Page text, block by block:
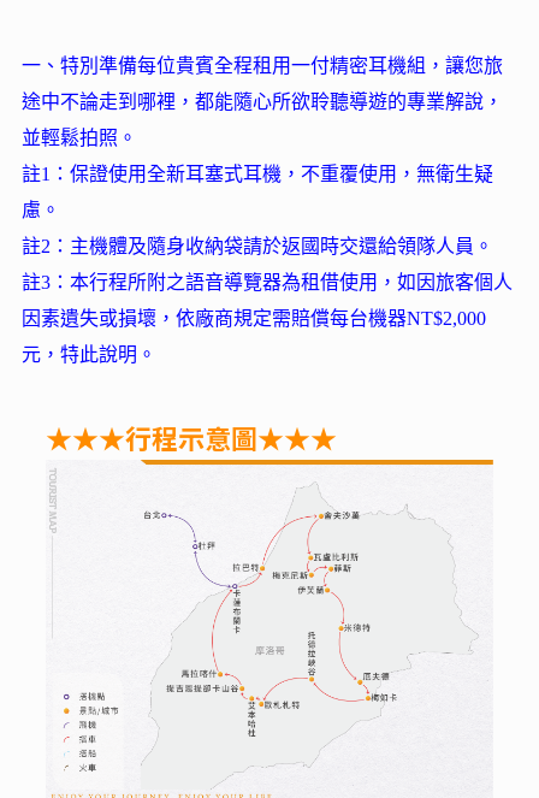
一、特別準備每位貴賓全程租用一付精密耳機組，讓您旅
途中不論走到哪裡，都能隨心所欲聆聽導遊的專業解說，
並輕鬆拍照。
註1：保證使用全新耳塞式耳機，不重覆使用，無衛生疑
慮。
註2：主機體及隨身收納袋請於返國時交還給領隊人員。
註3：本行程所附之語音導覽器為租借使用，如因旅客個人
因素遺失或損壞，依廠商規定需賠償每台機器NT$2,000
元，特此說明。
★★★行程示意圖★★★